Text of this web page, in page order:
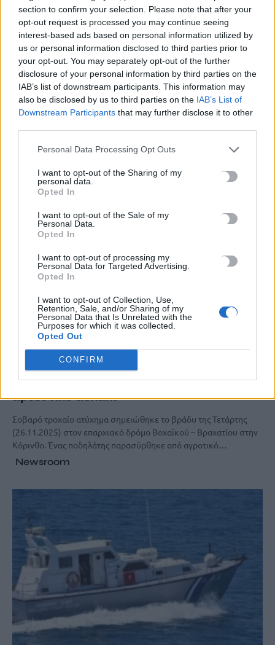
section to confirm your selection. Please note that after your
opt-out request is processed you may continue seeing
interest-based ads based on personal information utilized by
us or personal information disclosed to third parties prior to
your opt-out. You may separately opt-out of the further
disclosure of your personal information by third parties on the
IAB’s list of downstream participants. This information may
also be disclosed by us to third parties on the IAB’s List of
Downstream Participants that may further disclose it to other
Personal Data Processing Opt Outs
I want to opt-out of the Sharing of my
personal data.
Opted In
I want to opt-out of the Sale of my
Personal Data.
Opted In
I want to opt-out of processing my
Personal Data for Targeted Advertising.
Opted In
I want to opt-out of Collection, Use,
Retention, Sale, and/or Sharing of my
Personal Data that Is Unrelated with the
Purposes for which it was collected.
Opted Out
CONFIRM
#ΠΛΗΡΩΜΕΣ # ΣΥΝΤΑΞΕΙΣ
#ΦΕΣΤΙΒΑΛ ΚΙΝΗΜΑΤΟΓΡΑΦΟΥ ΧΑΝΙΩΝ #ΑΠΟΛΙΘΩΜΑΤΑ
ΣΧΕΤΙΚΆ ΆΡΘΡΑ
ΚΟΙΝΩΝΙΑ
Κόρινθος: Αυτοκίνητο παρέσυρε και
τραυμάτισε ποδηλάτη και τον πέταξε σε
αρδευτικό αυλάκι
Σοβαρό τροχαίο ατύχημα σημειώθηκε το βράδυ της Τετάρτης
(26.11.2025) στον επαρχιακό δρόμο Βοχαϊκού – Βραχατίου στην
Κόρινθο. Ένας ποδηλάτης παρασύρθηκε από αγροτικό…
Newsroom